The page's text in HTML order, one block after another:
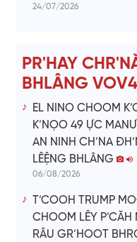
24/07/2026
PR'HAY
BHLÂNG VOV4
EL NINO CHOOM
K’NỌO 49 ỰC
AN NINH CH’NA
LÊỆNG BHLÂNG
06/08/2026
T’COOH TRUMP
CHOOM LÊY P’CĂH
RÂU GR’HOOT